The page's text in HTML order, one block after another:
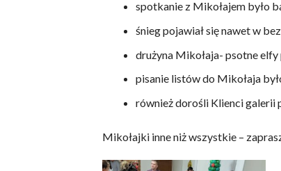
spotkanie z Mikołajem było
śnieg pojawiał się nawet w
drużyna Mikołaja- psotne
pisanie listów do Mikołaja
również dorośli Klienci galerii
Mikołajki inne niż wszystkie –